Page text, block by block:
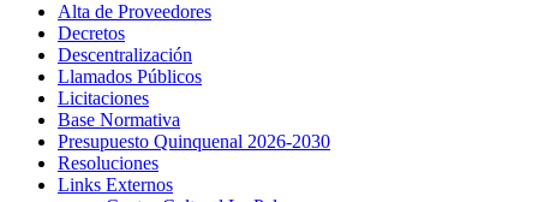
Alta de Proveedores
Decretos
Descentralización
Llamados Públicos
Licitaciones
Base Normativa
Presupuesto Quinquenal 2026-2030
Resoluciones
Links Externos